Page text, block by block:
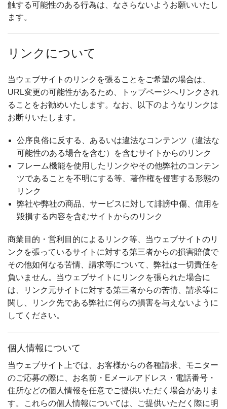
触する可能性のある行為は、なさらないようお願いいたし
ます。
リンクについて
当ウェブサイトのリンクを張ることをご希望の場合は、
URL変更の可能性があるため、トップページへリンクされ
ることをお勧めいたします。なお、以下のようなリンクは
お断りいたします。
公序良俗に反する、あるいは違法なコンテンツ（違法な
可能性のある場合を含む）を含むサイトからのリンク
フレーム機能を使用したリンクやその他弊社のコンテン
ツであることを不明にする等、著作権を侵害する形態の
リンク
弊社や弊社の商品、サービスに対して誹謗中傷、信用を
毀損する内容を含むサイトからのリンク
商業目的・営利目的によるリンク等、当ウェブサイトのリ
ンクを張っているサイトに対する第三者からの損害賠償で
その他如何なる苦情、請求等について、弊社は一切責任を
負いません。当ウェブサイトにリンクを張られた場合に
は、リンク元サイトに対する第三者からの苦情、請求等に
関し、リンク先である弊社に何らの損害を与えないように
してください。
個人情報について
当ウェブサイト上では、お客様からの各種請求、モニター
のご応募の際に、お名前・Eメールアドレス・電話番号・
住所などの個人情報を任意でご提供いただく場合がありま
す。これらの個人情報については、ご提供いただく際に明